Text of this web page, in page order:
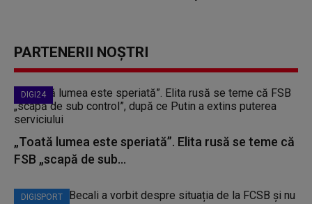
PARTENERII NOȘTRI
DIGI24
„Toată lumea este speriată”. Elita rusă se teme că
FSB „scapă de sub...
DIGISPORT